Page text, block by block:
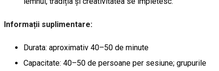
Informații suplimentare:
Durata: aproximativ 40–50 de minute
Capacitate: 40–50 de persoane per sesiune; grupurile